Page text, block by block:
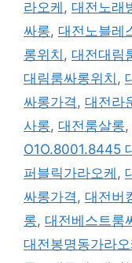
라오케 , 대전노래
싸롱, 대전노블레
롱위치 , 대전대림
대림룸싸롱위치 ,
싸롱가격 , 대전라
사롱, 대전룸살롱,
O1O.8001.8445
퍼블릭가라오케 ,
싸롱가격 , 대전버
롱, 대전베스트룸
대전봉명동가라오